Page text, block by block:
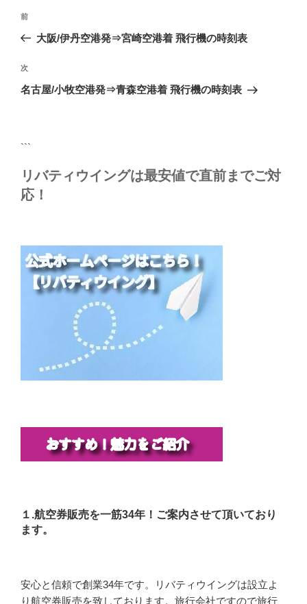
投
ナ
ビ
ゲ
ョ
前
の
稿
前
大阪/伊丹空港発⇒宮崎空港着 飛行機の時刻表
次
の
次
名古屋/小牧空港発⇒青森空港着 飛行機の時刻表
```
リバティウイングは最安値で直前までご対
応！
１.航空券販売を一筋34年！ご案内させて頂いており
ます。
安心と信頼で創業34年です。リバティウイングは設立よ
り航空券販売を致しております。旅行会社ですので旅行